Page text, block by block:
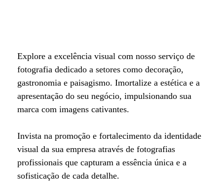
Explore a excelência visual com nosso serviço de
fotografia dedicado a setores como decoração,
gastronomia e paisagismo. Imortalize a estética e a
apresentação do seu negócio, impulsionando sua
marca com imagens cativantes.
Invista na promoção e fortalecimento da identidade
visual da sua empresa através de fotografias
profissionais que capturam a essência única e a
sofisticação de cada detalhe.